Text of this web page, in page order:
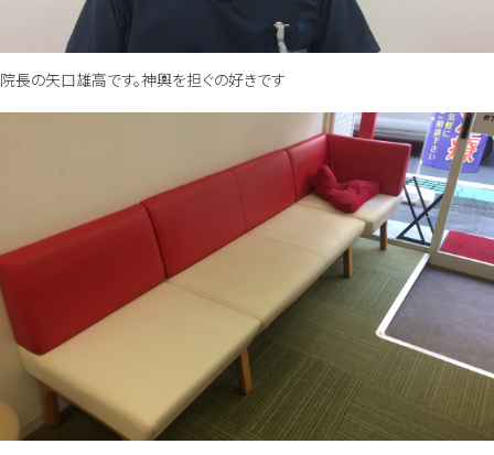
院長の矢口雄高です。神輿を担ぐの好きです